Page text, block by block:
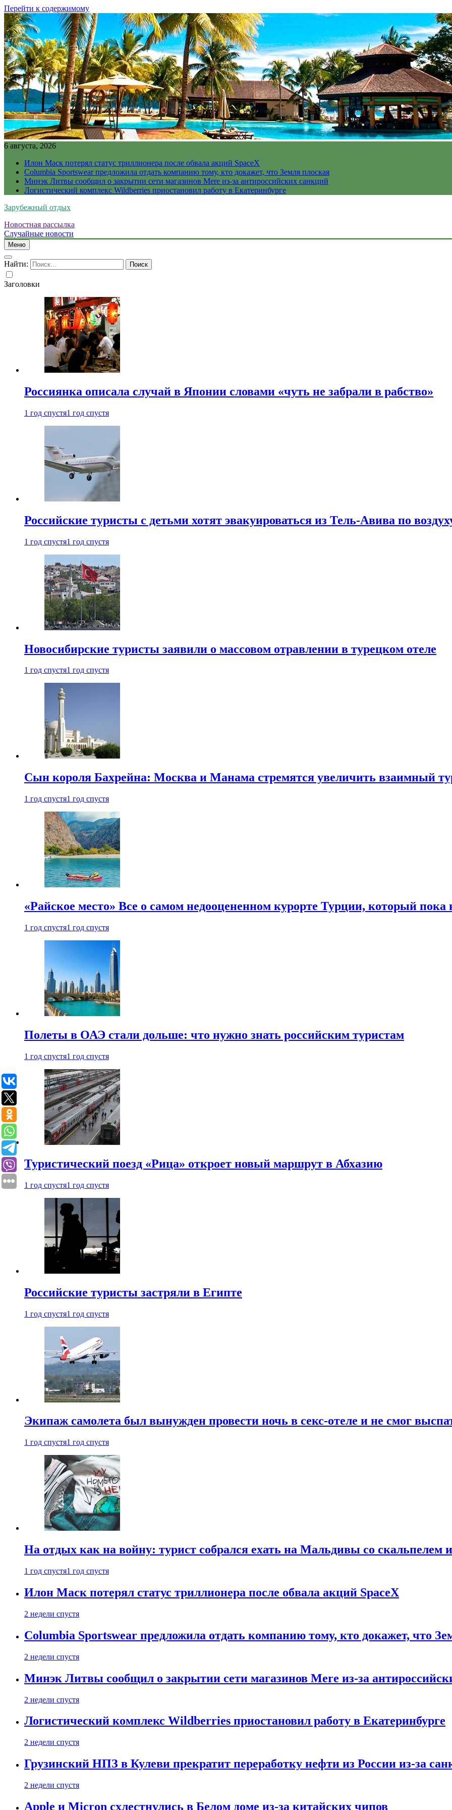
Перейти к содержимому
6 августа, 2026
Илон Маск потерял статус триллионера после обвала акций SpaceX
Columbia Sportswear предложила отдать компанию тому, кто докажет, что Земля плоская
Минэк Литвы сообщил о закрытии сети магазинов Mere из-за антироссийских санкций
Логистический комплекс Wildberries приостановил работу в Екатеринбурге
Зарубежный отдых
Новостная рассылка
Случайные новости
Меню
Найти:
Заголовки
Россиянка описала случай в Японии словами «чуть не забрали в рабство»
1 год спустя1 год спустя
Российские туристы с детьми хотят эвакуироваться из Тель-Авива по
1 год спустя1 год спустя
Новосибирские туристы заявили о массовом отравлении в турецком отеле
1 год спустя1 год спустя
Сын короля Бахрейна: Москва и Манама стремятся увеличить взаимный
1 год спустя1 год спустя
«Райское место» Все о самом недооцененном курорте Турции, который пока
1 год спустя1 год спустя
Полеты в ОАЭ стали дольше: что нужно знать российским туристам
1 год спустя1 год спустя
Туристический поезд «Рица» откроет новый маршрут в Абхазию
1 год спустя1 год спустя
Российские туристы застряли в Египте
1 год спустя1 год спустя
Экипаж самолета был вынужден провести ночь в секс-отеле и не смог
1 год спустя1 год спустя
На отдых как на войну: турист собрался ехать на Мальдивы со скальпелем
1 год спустя1 год спустя
Илон Маск потерял статус триллионера после обвала акций SpaceX
2 недели спустя
Columbia Sportswear предложила отдать компанию тому, кто докажет, что
2 недели спустя
Минэк Литвы сообщил о закрытии сети магазинов Mere из-за
2 недели спустя
Логистический комплекс Wildberries приостановил работу в Екатеринбурге
2 недели спустя
Грузинский НПЗ в Кулеви прекратит переработку нефти из России из-за
2 недели спустя
Apple и Micron схлестнулись в Белом доме из-за китайских чипов